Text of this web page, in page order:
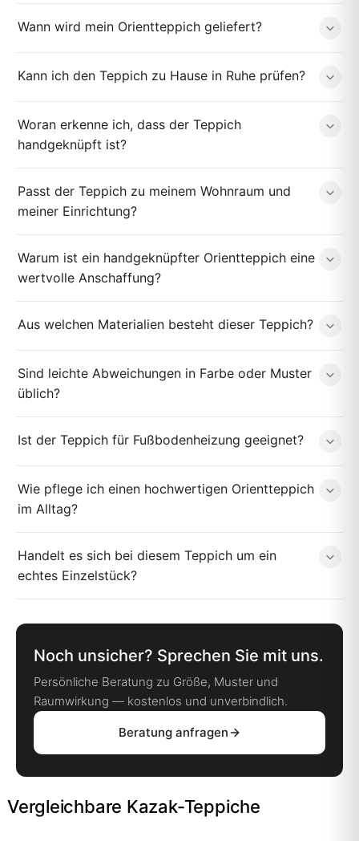
Wann wird mein Orientteppich geliefert?
Kann ich den Teppich zu Hause in Ruhe prüfen?
Woran erkenne ich, dass der Teppich
handgeknüpft ist?
Passt der Teppich zu meinem Wohnraum und
meiner Einrichtung?
Warum ist ein handgeknüpfter Orientteppich eine
wertvolle Anschaffung?
Aus welchen Materialien besteht dieser Teppich?
Sind leichte Abweichungen in Farbe oder Muster
üblich?
Ist der Teppich für Fußbodenheizung geeignet?
Wie pflege ich einen hochwertigen Orientteppich
im Alltag?
Handelt es sich bei diesem Teppich um ein
echtes Einzelstück?
Noch unsicher? Sprechen Sie mit uns.
Persönliche Beratung zu Größe, Muster und
Raumwirkung — kostenlos und unverbindlich.
Beratung anfragen
Vergleichbare Kazak-Teppiche